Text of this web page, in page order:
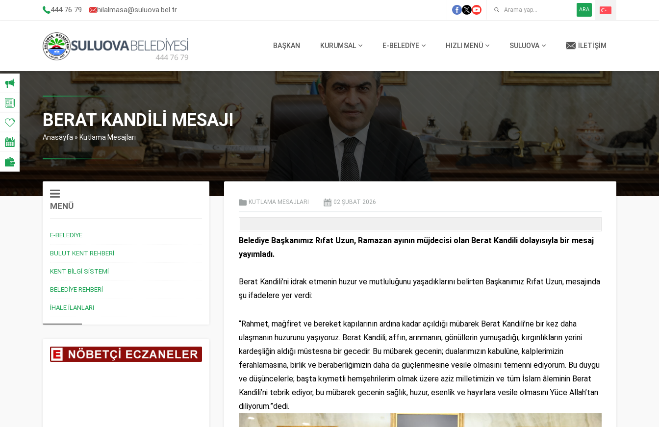
444 76 79 hilalmasa@suluova.bel.tr ARA
BAŞKAN KURUMSAL E-BELEDİYE HIZLI MENÜ SULUOVA İLETIŞIM
BERAT KANDİLİ MESAJI
Anasayfa » Kutlama Mesajları
KUTLAMA MESAJLARI 02 ŞUBAT 2026
Belediye Başkanımız Rıfat Uzun, Ramazan ayının müjdecisi olan Berat Kandili dolayısıyla bir mesaj
yayımladı.
Berat Kandili’ni idrak etmenin huzur ve mutluluğunu yaşadıklarını belirten Başkanımız Rıfat Uzun, mesajında
şu ifadelere yer verdi:
“Rahmet, mağfiret ve bereket kapılarının ardına kadar açıldığı mübarek Berat Kandili’ne bir kez daha
ulaşmanın huzurunu yaşıyoruz. Berat Kandili; affın, arınmanın, gönüllerin yumuşadığı, kırgınlıkların yerini
kardeşliğin aldığı müstesna bir gecedir. Bu mübarek gecenin; dualarımızın kabulüne, kalplerimizin
ferahlamasına, birlik ve beraberliğimizin daha da güçlenmesine vesile olmasını temenni ediyorum. Bu duygu
ve düşüncelerle; başta kıymetli hemşehrilerim olmak üzere aziz milletimizin ve tüm İslam âleminin Berat
Kandili’ni tebrik ediyor, bu mübarek gecenin sağlık, huzur, esenlik ve hayırlara vesile olmasını Yüce Allah’tan
diliyorum.”dedi.
MENÜ
E-BELEDİYE
BULUT KENT REHBERİ
KENT BİLGİ SİSTEMİ
BELEDİYE REHBERİ
İHALE İLANLARI